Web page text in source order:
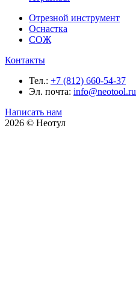
Отрезной инструмент
Оснастка
СОЖ
Контакты
Тел.: +7 (812) 660-54-37
Эл. почта: info@neotool.ru
Написать нам
2026 © Неотул